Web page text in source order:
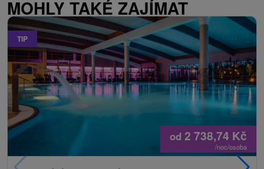
MOHLY TAKÉ ZAJÍMAT
TIP
od 2 738,74 Kč
/noc/osoba